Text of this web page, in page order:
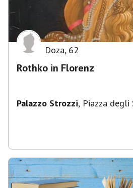
Doza, 62
Rothko in Florenz
Palazzo Strozzi, Piazza degli